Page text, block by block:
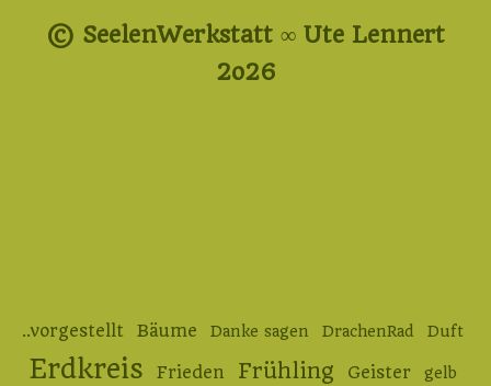
© SeelenWerkstatt ∞ Ute Lennert
2o26
..vorgestellt Bäume Danke sagen DrachenRad Duft
Erdkreis Frieden Frühling Geister gelb